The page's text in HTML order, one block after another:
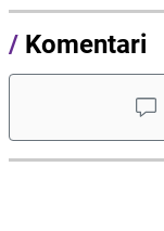
/ Komentari